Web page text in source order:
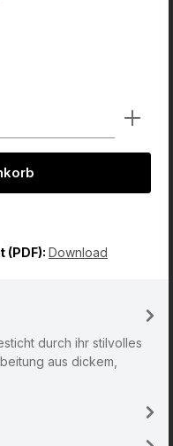
Wert ein
Download
durch ihr stilvolles
aus dickem,